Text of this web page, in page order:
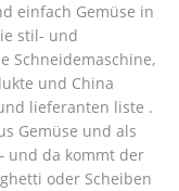
einfach Gemüse in
stil- und
Schneidemaschine,
und China
lieferanten liste .
Gemüse und als
und da kommt der
oder Scheiben